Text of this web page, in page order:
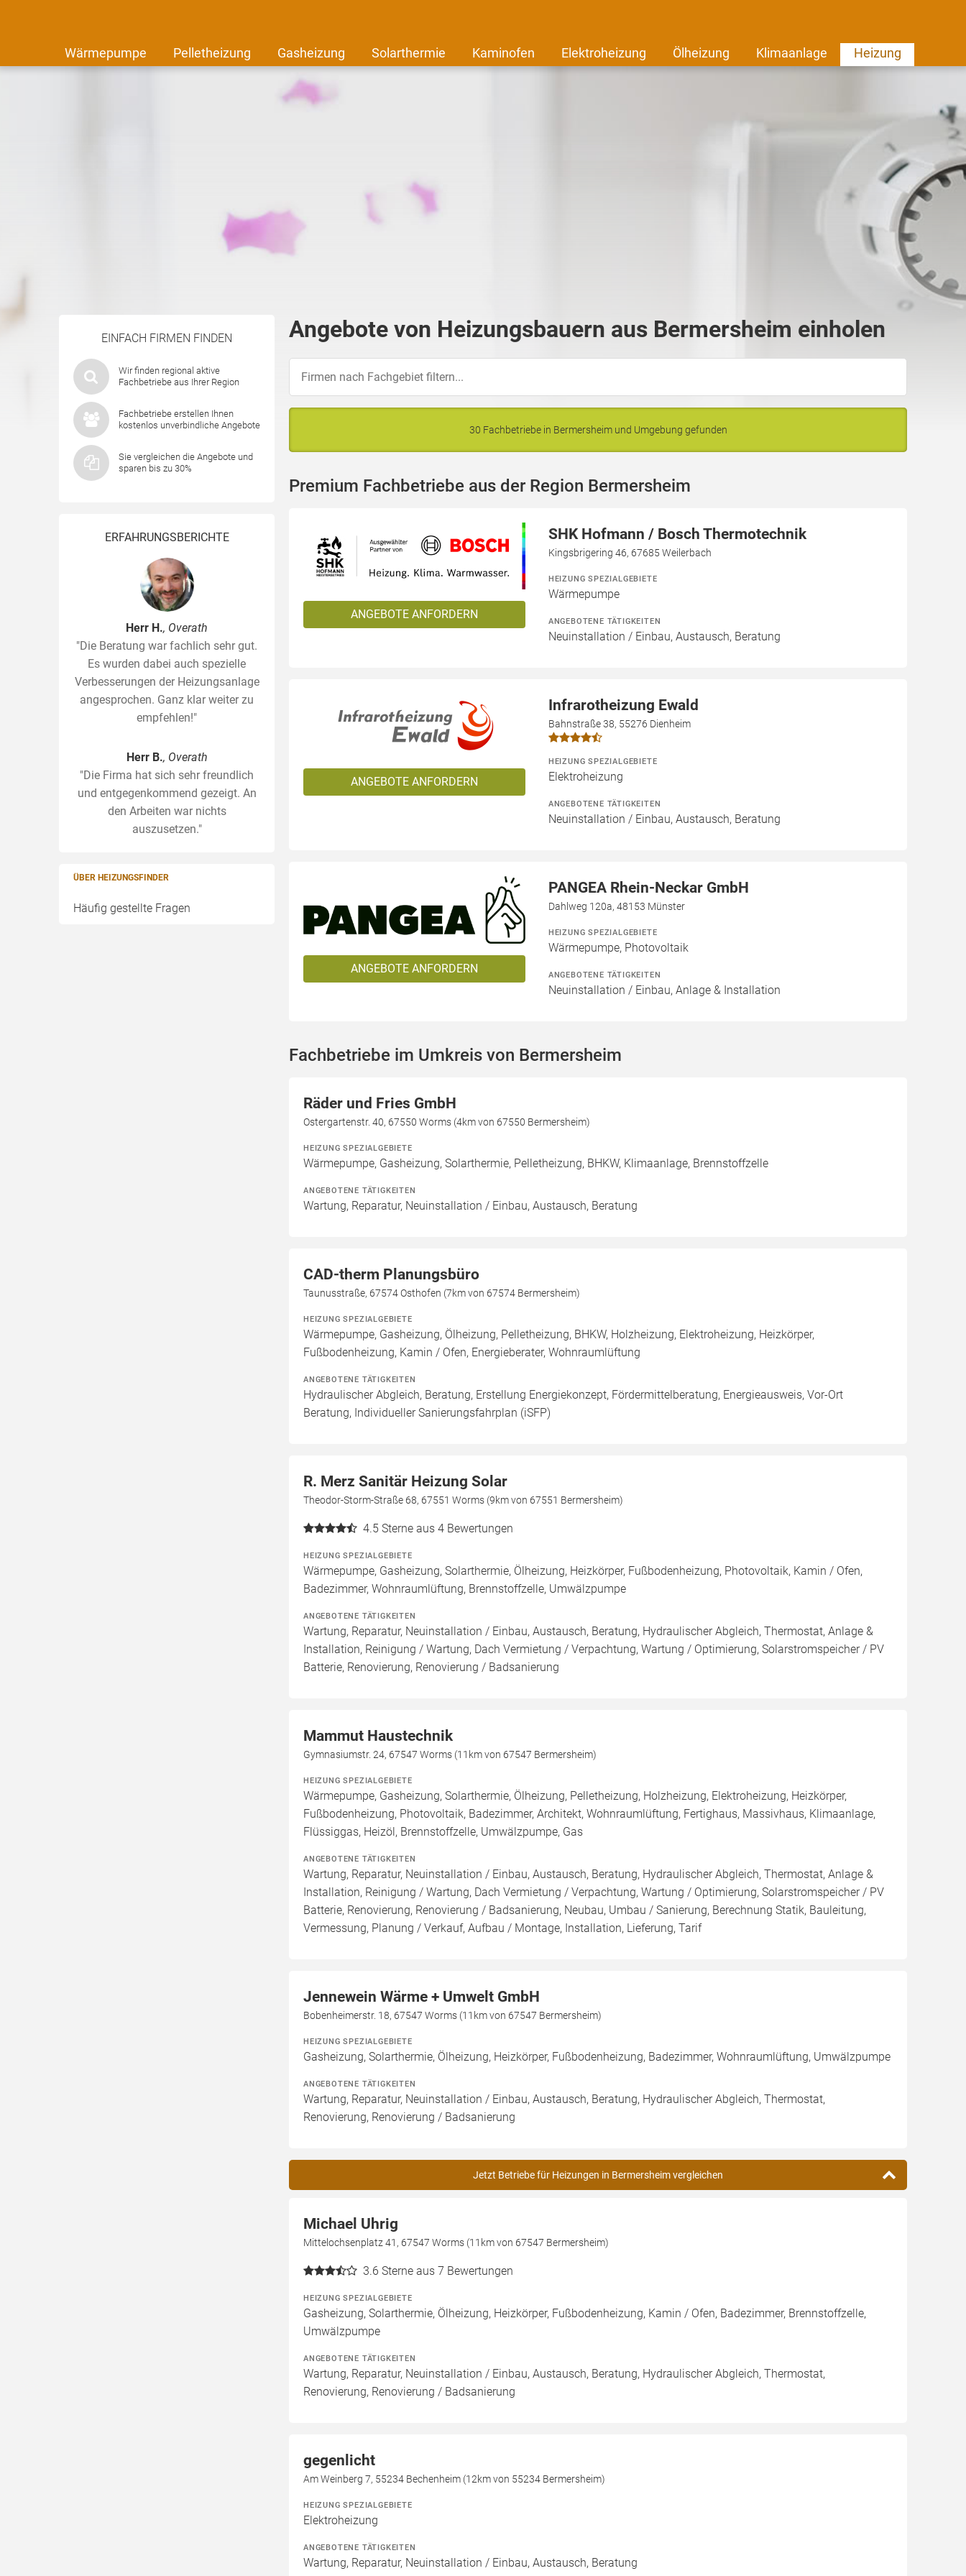
Wärmepumpe Pelletheizung Gasheizung Solarthermie Kaminofen Elektroheizung Ölheizung Klimaanlage Heizung
EINFACH FIRMEN FINDEN
Wir finden regional aktive
Fachbetriebe aus Ihrer Region
Fachbetriebe erstellen Ihnen
kostenlos unverbindliche Angebote
Sie vergleichen die Angebote und
sparen bis zu 30%
ERFAHRUNGSBERICHTE
Herr H., Overath
"Die Beratung war fachlich sehr gut.
Es wurden dabei auch spezielle
Verbesserungen der Heizungsanlage
angesprochen. Ganz klar weiter zu
empfehlen!"
Herr B., Overath
"Die Firma hat sich sehr freundlich
und entgegenkommend gezeigt. An
den Arbeiten war nichts
auszusetzen."
ÜBER HEIZUNGSFINDER
Häufig gestellte Fragen
Angebote von Heizungsbauern aus Bermersheim einholen
30 Fachbetriebe in Bermersheim und Umgebung gefunden
Premium Fachbetriebe aus der Region Bermersheim
ANGEBOTE ANFORDERN
SHK Hofmann / Bosch Thermotechnik
Kingsbrigering 46, 67685 Weilerbach
HEIZUNG SPEZIALGEBIETE
Wärmepumpe
ANGEBOTENE TÄTIGKEITEN
Neuinstallation / Einbau, Austausch, Beratung
ANGEBOTE ANFORDERN
Infrarotheizung Ewald
Bahnstraße 38, 55276 Dienheim
HEIZUNG SPEZIALGEBIETE
Elektroheizung
ANGEBOTENE TÄTIGKEITEN
Neuinstallation / Einbau, Austausch, Beratung
ANGEBOTE ANFORDERN
PANGEA Rhein-Neckar GmbH
Dahlweg 120a, 48153 Münster
HEIZUNG SPEZIALGEBIETE
Wärmepumpe, Photovoltaik
ANGEBOTENE TÄTIGKEITEN
Neuinstallation / Einbau, Anlage & Installation
Fachbetriebe im Umkreis von Bermersheim
Räder und Fries GmbH
Ostergartenstr. 40, 67550 Worms (4km von 67550 Bermersheim)
HEIZUNG SPEZIALGEBIETE
Wärmepumpe, Gasheizung, Solarthermie, Pelletheizung, BHKW, Klimaanlage, Brennstoffzelle
ANGEBOTENE TÄTIGKEITEN
Wartung, Reparatur, Neuinstallation / Einbau, Austausch, Beratung
CAD-therm Planungsbüro
Taunusstraße, 67574 Osthofen (7km von 67574 Bermersheim)
HEIZUNG SPEZIALGEBIETE
Wärmepumpe, Gasheizung, Ölheizung, Pelletheizung, BHKW, Holzheizung, Elektroheizung, Heizkörper,
Fußbodenheizung, Kamin / Ofen, Energieberater, Wohnraumlüftung
ANGEBOTENE TÄTIGKEITEN
Hydraulischer Abgleich, Beratung, Erstellung Energiekonzept, Fördermittelberatung, Energieausweis, Vor-Ort
Beratung, Individueller Sanierungsfahrplan (iSFP)
R. Merz Sanitär Heizung Solar
Theodor-Storm-Straße 68, 67551 Worms (9km von 67551 Bermersheim)
4.5 Sterne aus 4 Bewertungen
HEIZUNG SPEZIALGEBIETE
Wärmepumpe, Gasheizung, Solarthermie, Ölheizung, Heizkörper, Fußbodenheizung, Photovoltaik, Kamin / Ofen,
Badezimmer, Wohnraumlüftung, Brennstoffzelle, Umwälzpumpe
ANGEBOTENE TÄTIGKEITEN
Wartung, Reparatur, Neuinstallation / Einbau, Austausch, Beratung, Hydraulischer Abgleich, Thermostat, Anlage &
Installation, Reinigung / Wartung, Dach Vermietung / Verpachtung, Wartung / Optimierung, Solarstromspeicher / PV
Batterie, Renovierung, Renovierung / Badsanierung
Mammut Haustechnik
Gymnasiumstr. 24, 67547 Worms (11km von 67547 Bermersheim)
HEIZUNG SPEZIALGEBIETE
Wärmepumpe, Gasheizung, Solarthermie, Ölheizung, Pelletheizung, Holzheizung, Elektroheizung, Heizkörper,
Fußbodenheizung, Photovoltaik, Badezimmer, Architekt, Wohnraumlüftung, Fertighaus, Massivhaus, Klimaanlage,
Flüssiggas, Heizöl, Brennstoffzelle, Umwälzpumpe, Gas
ANGEBOTENE TÄTIGKEITEN
Wartung, Reparatur, Neuinstallation / Einbau, Austausch, Beratung, Hydraulischer Abgleich, Thermostat, Anlage &
Installation, Reinigung / Wartung, Dach Vermietung / Verpachtung, Wartung / Optimierung, Solarstromspeicher / PV
Batterie, Renovierung, Renovierung / Badsanierung, Neubau, Umbau / Sanierung, Berechnung Statik, Bauleitung,
Vermessung, Planung / Verkauf, Aufbau / Montage, Installation, Lieferung, Tarif
Jennewein Wärme + Umwelt GmbH
Bobenheimerstr. 18, 67547 Worms (11km von 67547 Bermersheim)
HEIZUNG SPEZIALGEBIETE
Gasheizung, Solarthermie, Ölheizung, Heizkörper, Fußbodenheizung, Badezimmer, Wohnraumlüftung, Umwälzpumpe
ANGEBOTENE TÄTIGKEITEN
Wartung, Reparatur, Neuinstallation / Einbau, Austausch, Beratung, Hydraulischer Abgleich, Thermostat,
Renovierung, Renovierung / Badsanierung
Jetzt Betriebe für Heizungen in Bermersheim vergleichen
Michael Uhrig
Mittelochsenplatz 41, 67547 Worms (11km von 67547 Bermersheim)
3.6 Sterne aus 7 Bewertungen
HEIZUNG SPEZIALGEBIETE
Gasheizung, Solarthermie, Ölheizung, Heizkörper, Fußbodenheizung, Kamin / Ofen, Badezimmer, Brennstoffzelle,
Umwälzpumpe
ANGEBOTENE TÄTIGKEITEN
Wartung, Reparatur, Neuinstallation / Einbau, Austausch, Beratung, Hydraulischer Abgleich, Thermostat,
Renovierung, Renovierung / Badsanierung
gegenlicht
Am Weinberg 7, 55234 Bechenheim (12km von 55234 Bermersheim)
HEIZUNG SPEZIALGEBIETE
Elektroheizung
ANGEBOTENE TÄTIGKEITEN
Wartung, Reparatur, Neuinstallation / Einbau, Austausch, Beratung